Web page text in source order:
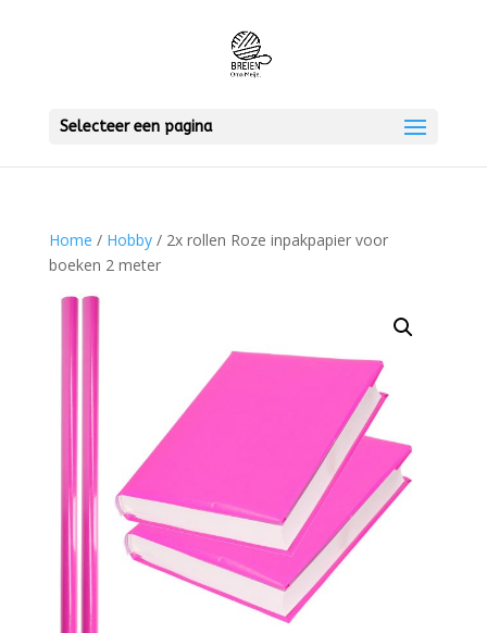
Selecteer een pagina
Home / Hobby/ 2x rollen Roze inpakpapier voor
boeken 2 meter